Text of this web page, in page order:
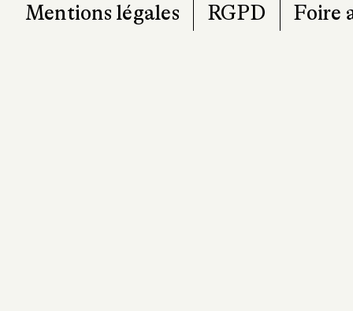
Mentions légales RGPD Foire